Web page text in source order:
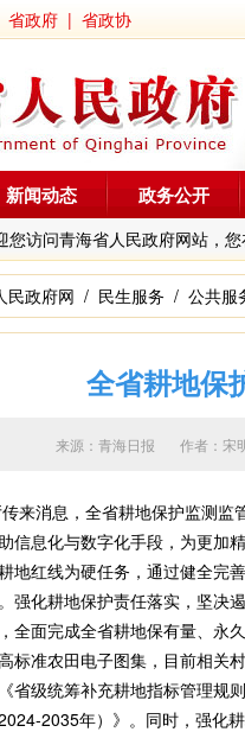
省政府 | 省政协
您访问青海省人民政府网站，
新闻动态 政务公开
民政府网 / 民生服务 / 公共服
全省耕地保
来源：青海日报 作者： 宋
消息，全省耕地保护监测监
信息化与数字化手段，为更加
红线为硬任务，通过健全完
强化耕地保护责任落实，坚决
全面完成全省耕地保有量、永
准农田电子图集，目前相关
级统筹补充耕地指标管理规
2035年）》。同时，强化